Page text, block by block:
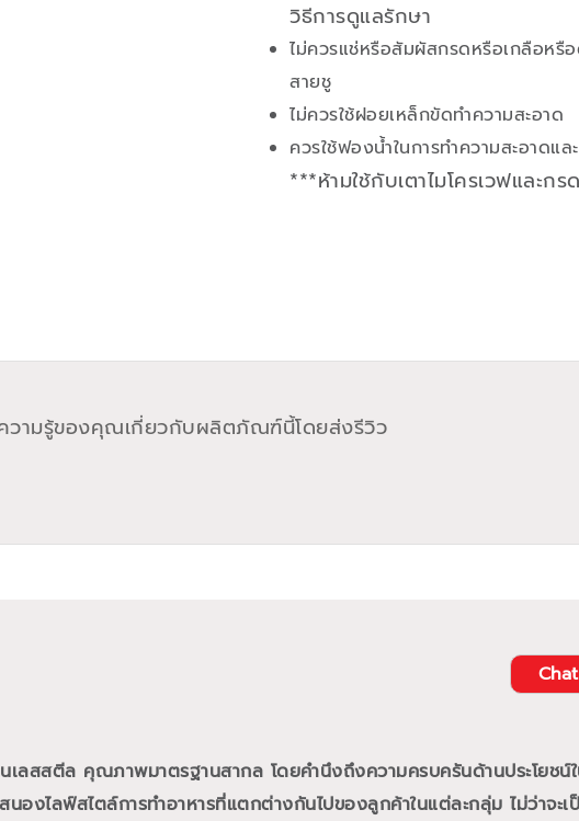
วิธีการดูแลรักษา
ไม่ควรแช่หรือสัมผัสกรดหรือเกลือหรื
สายชู
ไม่ควรใช้ฝอยเหล็กขัดทำความสะอาด
ควรใช้ฟองน้ำในการทำความสะอาดแ
***ห้ามใช้กับเตาไมโครเวฟและกร
เลสสตีล คุณภาพมาตรฐานสากล โดยคำนึงถึงความครบครันด้านประโยชน์
งไลฟ์สไตล์การทำอาหารที่แตกต่างกันไปของลูกค้าในแต่ละกลุ่ม ไม่ว่าจะเ
ามรู้ของคุณเกี่ยวกับผลิตภัณฑ์นี้โดยส่งรีวิว